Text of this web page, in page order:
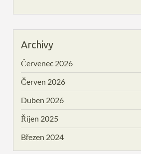
Archivy
Červenec 2026
Červen 2026
Duben 2026
Říjen 2025
Březen 2024